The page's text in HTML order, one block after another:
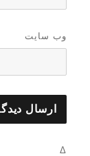
وب‌ سایت
Δ